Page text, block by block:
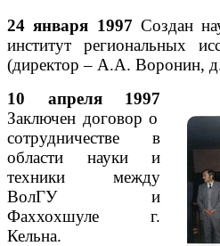
24 января 1997 Создан
институт региональных
(директор – А.А. Воронин,
10 апреля 1997
Заключен договор о
сотрудничестве в
области науки и
техники между
ВолГУ и
Фаххохшуле г.
Кельна.